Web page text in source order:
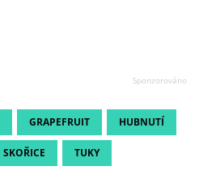
GRAPEFRUIT HUBNUTÍ
SKOŘICE TUKY